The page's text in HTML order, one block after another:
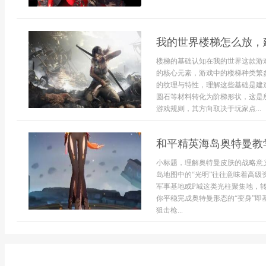
我的世界楼梯怎么放
楼梯的基础认知在我的世界这款
的核心元素，游戏中的楼梯种类
的纹理与特性，理解这些基础是
圆石等材料转化为阶梯形状，这
游戏规则，其方向取决于玩家点...
和平精英海岛奥特曼
小标题，理解奥特曼皮肤的战略
岛地图中的“光明”往往意味着高
军事基地或P城这类光柱聚集地，
你平稳完成奥特曼形态的“变身”
狙击枪...